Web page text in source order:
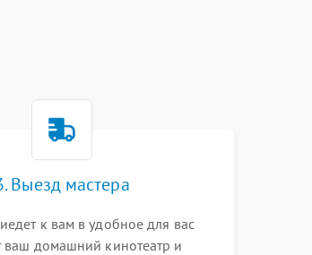
Выезд мастера
к вам в удобное для вас
ваш домашний кинотеатр и